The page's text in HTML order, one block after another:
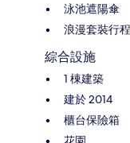
泳池遮陽傘
浪漫套裝行程
綜合設施
1 棟建築
建於 2014
櫃台保險箱